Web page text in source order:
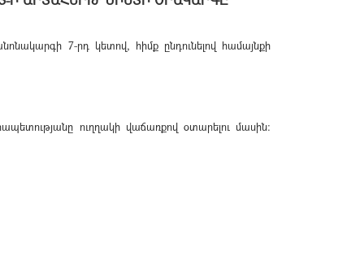
7-րդ կետով, հիմք ընդունելով համայնքի
ուղղակի վաճառքով օտարելու մասին: